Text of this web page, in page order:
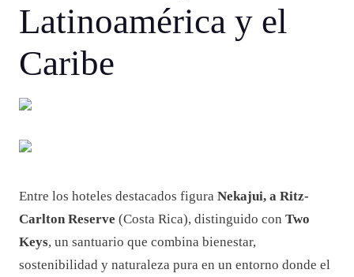
Latinoamérica y el
Caribe
Entre los hoteles destacados figura Nekajui, a Ritz-
Carlton Reserve (Costa Rica), distinguido con Two
Keys, un santuario que combina bienestar,
sostenibilidad y naturaleza pura en un entorno donde el